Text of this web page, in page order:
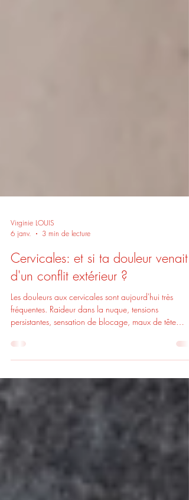
Virginie LOUIS
Cervicales: et si ta douleur venait
d'un conflit extérieur ?
Les douleurs aux cervicales sont aujourd'hui très
fréquentes. Raideur dans la nuque, tensions
associés... Beaucoup vivent avec ces douleurs au
quotidien, parfois depuis des mois, voire des années.
On parle souvent de posture, d'écrans, de stress ou
fatigue... oui en non. Alors bien sûr, ces facteurs
émotionnelle peut être intéressante à étudier.